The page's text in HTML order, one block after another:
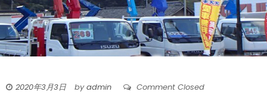
2020年3月3日 byadmin Comment Closed